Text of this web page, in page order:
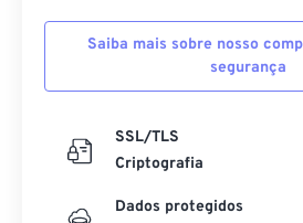
Saiba mais sobre nosso
segurança
SSL/TLS
Criptografia
Dados protegidos